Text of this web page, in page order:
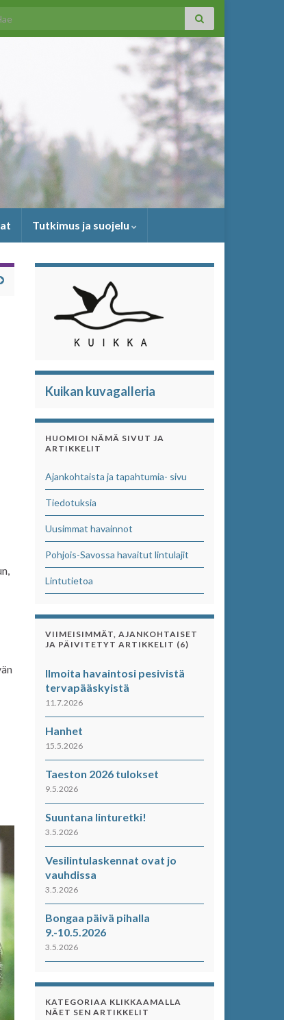
for:
Tutkimus ja suojelu
Kuikan kuvagalleria
HUOMIOI NÄMÄ SIVUT JA
ARTIKKELIT
Ajankohtaista ja tapahtumia- sivu
Tiedotuksia
Uusimmat havainnot
Pohjois-Savossa havaitut lintulajit
Lintutietoa
VIIMEISIMMÄT, AJANKOHTAISET
JA PÄIVITETYT ARTIKKELIT (6)
Ilmoita havaintosi pesivistä
tervapääskyistä
11.7.2026
Hanhet
15.5.2026
Taeston 2026 tulokset
9.5.2026
Suuntana linturetki!
3.5.2026
Vesilintulaskennat ovat jo
vauhdissa
3.5.2026
Bongaa päivä pihalla
9.-10.5.2026
3.5.2026
KATEGORIAA KLIKKAAMALLA
NÄET SEN ARTIKKELIT